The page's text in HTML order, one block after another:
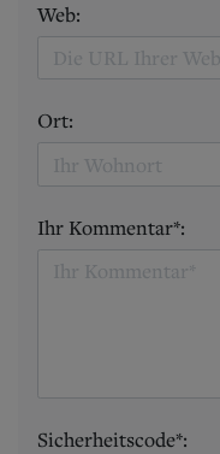
Web:
Ort:
Ihr Kommentar*:
Sicherheitscode*: